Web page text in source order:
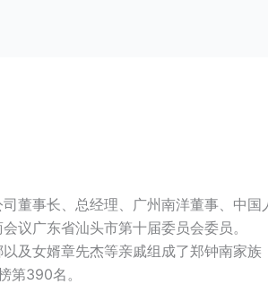
董事长、总经理、广州南洋董事、中国
议广东省汕头市第十届委员会委员。
及女婿章先杰等亲戚组成了郑钟南家族
第390名。